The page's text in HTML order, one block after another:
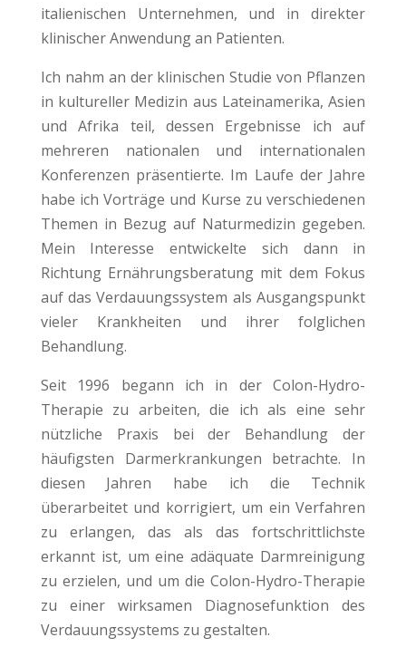
italienischen Unternehmen, und in direkter
klinischer Anwendung an Patienten.
Ich nahm an der klinischen Studie von Pflanzen
in kultureller Medizin aus Lateinamerika, Asien
und Afrika teil, dessen Ergebnisse ich auf
mehreren nationalen und internationalen
Konferenzen präsentierte. Im Laufe der Jahre
habe ich Vorträge und Kurse zu verschiedenen
Themen in Bezug auf Naturmedizin gegeben.
Mein Interesse entwickelte sich dann in
Richtung Ernährungsberatung mit dem Fokus
auf das Verdauungssystem als Ausgangspunkt
vieler Krankheiten und ihrer folglichen
Behandlung.
Seit 1996 begann ich in der Colon-Hydro-
Therapie zu arbeiten, die ich als eine sehr
nützliche Praxis bei der Behandlung der
häufigsten Darmerkrankungen betrachte. In
diesen Jahren habe ich die Technik
überarbeitet und korrigiert, um ein Verfahren
zu erlangen, das als das fortschrittlichste
erkannt ist, um eine adäquate Darmreinigung
zu erzielen, und um die Colon-Hydro-Therapie
zu einer wirksamen Diagnosefunktion des
Verdauungssystems zu gestalten.